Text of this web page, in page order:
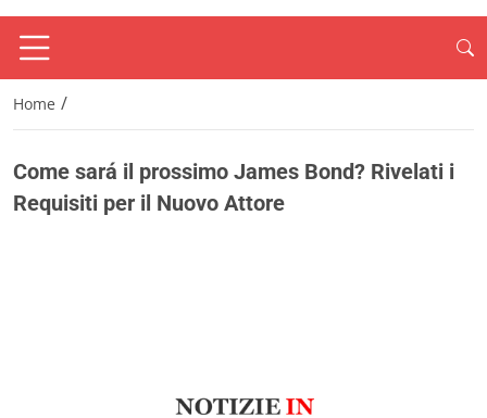
Home /
Come sará il prossimo James Bond? Rivelati i
Requisiti per il Nuovo Attore